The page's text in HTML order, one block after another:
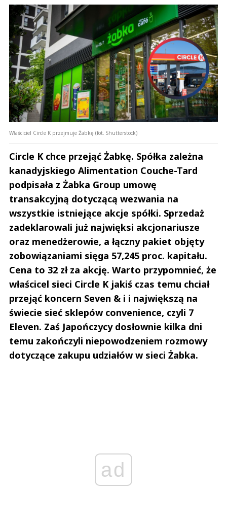
Właściciel Circle K przejmuje Żabkę (fot. Shutterstock)
Circle K chce przejąć Żabkę. Spółka zależna
kanadyjskiego Alimentation Couche-Tard
podpisała z Żabka Group umowę
transakcyjną dotyczącą wezwania na
wszystkie istniejące akcje spółki. Sprzedaż
zadeklarowali już najwięksi akcjonariusze
oraz menedżerowie, a łączny pakiet objęty
zobowiązaniami sięga 57,245 proc. kapitału.
Cena to 32 zł za akcję. Warto przypomnieć, że
właścicel sieci Circle K jakiś czas temu chciał
przejąć koncern Seven & i i największą na
świecie sieć sklepów convenience, czyli 7
Eleven. Zaś Japończycy dosłownie kilka dni
temu zakończyli niepowodzeniem rozmowy
dotyczące zakupu udziałów w sieci Żabka.
ad